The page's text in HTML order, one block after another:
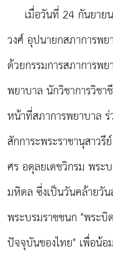
เมื่อวันที่ 24 กันยาย
วงศ์ อุปนายกสภาการพ
ด้วยกรรมการสภาการพ
พยาบาล นักวิชาการวิชา
หน้าที่สภาการพยาบาล ร่
สักการะพระราชานุสาว
ศร อดุลยเดชวิกรม พระ
มหิดล ซึ่งเป็นวันคล้ายวั
พระบรมราชชนก "พระ
ปัจจุบันของไทย" เพื่อน้อ